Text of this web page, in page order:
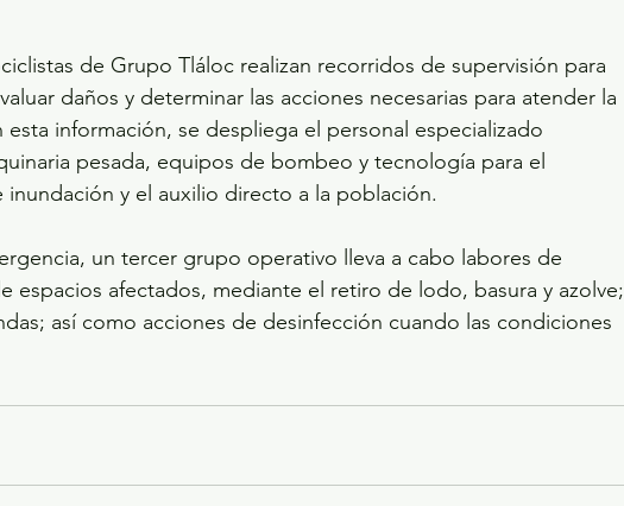
de Grupo Tláloc realizan recorridos de supervisión para
daños y determinar las acciones necesarias para atender la
información, se despliega el personal especializado
pesada, equipos de bombeo y tecnología para el
y el auxilio directo a la población.
un tercer grupo operativo lleva a cabo labores de
espacios afectados, mediante el retiro de lodo, basura y azolve;
así como acciones de desinfección cuando las condiciones